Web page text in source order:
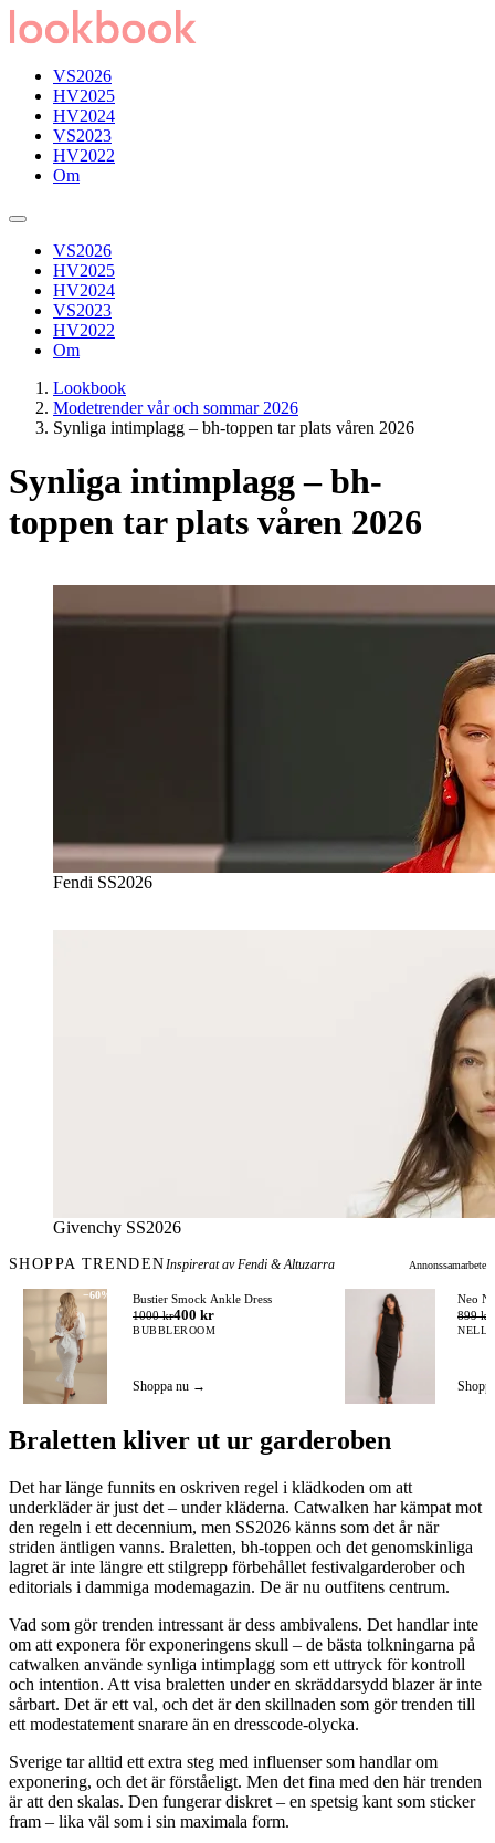
VS2026
HV2025
HV2024
VS2023
HV2022
Om
VS2026
HV2025
HV2024
VS2023
HV2022
Om
Lookbook
Modetrender vår och sommar 2026
Synliga intimplagg – bh-toppen tar plats våren 2026
Synliga intimplagg – bh-
toppen tar plats våren 2026
Fendi SS2026
Givenchy SS2026
SHOPPA TRENDENInspirerat av Fendi & Altuzarra Annonssamarbete
−60%
Bustier Smock Ankle Dress
1000 kr400 kr
BUBBLEROOM
Shoppa nu →
Neo
899 kr
NELLY
Braletten kliver ut ur garderoben
Det har länge funnits en oskriven regel i klädkoden om att
underkläder är just det – under kläderna. Catwalken har kämpat mot
den regeln i ett decennium, men SS2026 känns som det år när
striden äntligen vanns. Braletten, bh-toppen och det genomskinliga
lagret är inte längre ett stilgrepp förbehållet festivalgarderober och
editorials i dammiga modemagazin. De är nu outfitens centrum.
Vad som gör trenden intressant är dess ambivalens. Det handlar inte
om att exponera för exponeringens skull – de bästa tolkningarna på
catwalken använde synliga intimplagg som ett uttryck för kontroll
och intention. Att visa braletten under en skräddarsydd blazer är inte
sårbart. Det är ett val, och det är den skillnaden som gör trenden till
ett modestatement snarare än en dresscode-olycka.
Sverige tar alltid ett extra steg med influenser som handlar om
exponering, och det är förståeligt. Men det fina med den här trenden
är att den skalas. Den fungerar diskret – en spetsig kant som sticker
fram – lika väl som i sin maximala form.